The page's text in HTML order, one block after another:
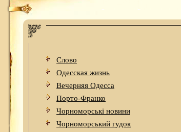
Слово
Одесская жизнь
Вечерняя Одесса
Порто-Франко
Чорноморські новини
Чорноморський гудок